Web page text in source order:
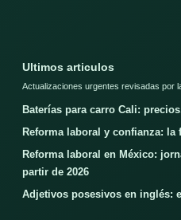
Ultimos articulos
Actualizaciones urgentes revisadas por
Baterías para carro Cali:
Reforma laboral y confianza: la
Reforma laboral en México:
partir de 2026
Adjetivos posesivos en inglés: